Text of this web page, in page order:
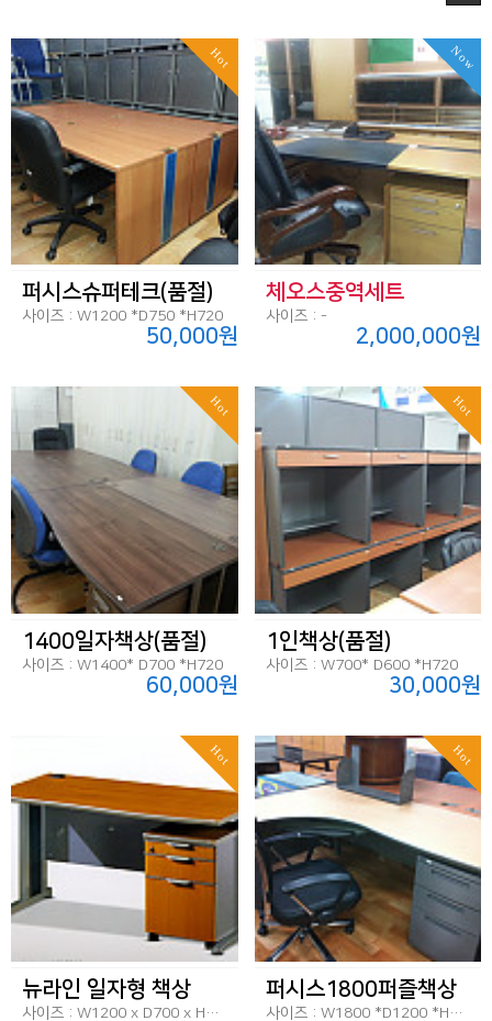
Hot
퍼시스슈퍼테크(품절)
사이즈 : W1200 *D750 *H720
50,000원
Now
체오스중역세트
사이즈 : -
2,000,000원
Hot
1400일자책상(품절)
사이즈 : W1400* D700 *H720
60,000원
Hot
1인책상(품절)
사이즈 : W700* D600 *H720
30,000원
Hot
뉴라인 일자형 책상
사이즈 : W1200 x D700 x H720
Hot
퍼시스1800퍼즐책상
사이즈 : W1800 *D1200 *H720